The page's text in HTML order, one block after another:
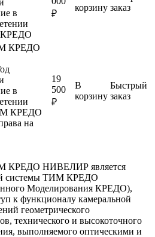
в
КРЕДО
₽
корзину заказ
КРЕДО
в
КРЕДО
на
19
500
₽
В
корзину
Быстрый
заказ
КРЕДО НИВЕЛИР является
системы ТИМ КРЕДО
Моделирования КРЕДО),
к функционалу камеральной
геометрического
технического и высокоточного
выполняемого оптическими и